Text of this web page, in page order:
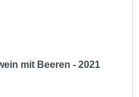
mit Beeren - 2021